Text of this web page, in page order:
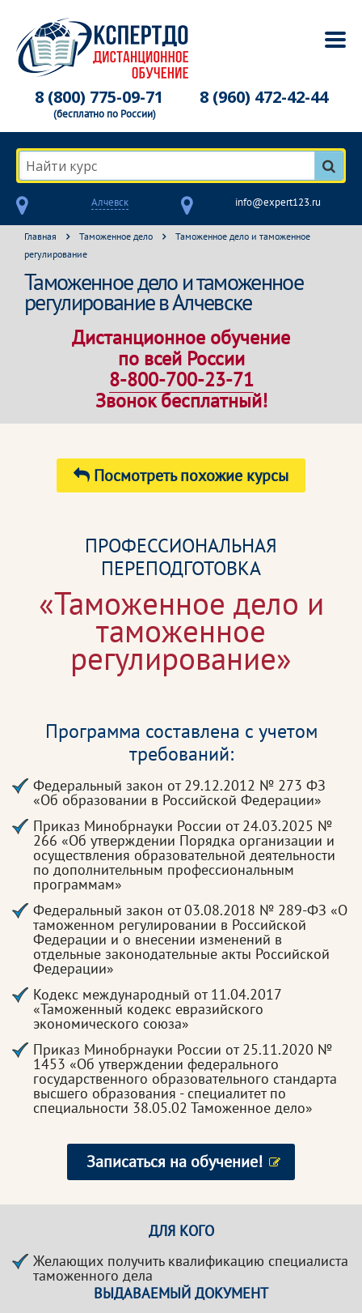
8 (800) 775-09-71
(бесплатно по России)
8 (960) 472-42-44
Найти курс
Алчевск info@expert123.ru
Главная Таможенное дело
Таможенное дело и таможенное
регулирование
Таможенное дело и таможенное
регулирование в Алчевске
Дистанционное обучение
по всей России
8-800-700-23-71
Звонок бесплатный!
Посмотреть похожие курсы
ПРОФЕССИОНАЛЬНАЯ
ПЕРЕПОДГОТОВКА
«Таможенное дело и
таможенное
регулирование»
Программа составлена с учетом
требований:
Федеральный закон от 29.12.2012 № 273 ФЗ
«Об образовании в Российской Федерации»
Приказ Минобрнауки России от 24.03.2025 №
266 «Об утверждении Порядка организации и
осуществления образовательной деятельности
по дополнительным профессиональным
программам»
Федеральный закон от 03.08.2018 № 289-ФЗ «О
таможенном регулировании в Российской
Федерации и о внесении изменений в
отдельные законодательные акты Российской
Федерации»
Кодекс международный от 11.04.2017
«Таможенный кодекс евразийского
экономического союза»
Приказ Минобрнауки России от 25.11.2020 №
1453 «Об утверждении федерального
государственного образовательного стандарта
высшего образования - специалитет по
специальности 38.05.02 Таможенное дело»
Записаться на обучение!
ДЛЯ КОГО
Желающих получить квалификацию специалиста
таможенного дела
ВЫДАВАЕМЫЙ ДОКУМЕНТ